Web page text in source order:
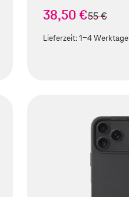
38,50 €statt
55 €
Lieferzeit:1-4 Werktage